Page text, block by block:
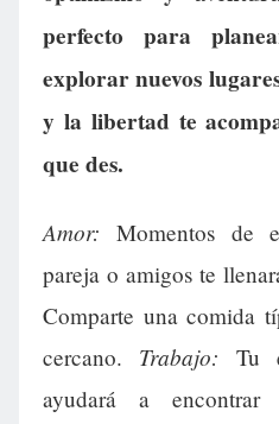
perfecto para
explorar nuevos
y la libertad te
que des.
Amor: Momentos de
pareja o amigos te
Comparte una comida
cercano. Trabajo: Tu
ayudará a encontrar